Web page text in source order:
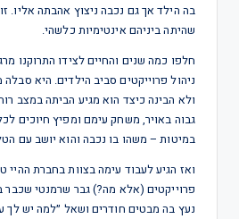
בה הילד אך גם נכבה ניצוץ אהבתה אליו.
שהיתה ביניהם אינטימיות כלשהי.
חלפו כמה שנים והחיים לצידו התרוקנו
ניהול פרוייקטים סביב הילדים. היא
ולא הבינה כיצד הוא מגיע הביתה במצב
גבוה באויר, משחק עימם ומפיץ חיוכים
במיטות – משהו בו נכבה והוא יושב עם
ואז הגיע לעבוד עימה בצוות בחברת
פרוייקטים (אלא מה?) גבר שרמנטי שכבר
נעץ בה מבטים חודרים ושאל ״למה יש לך